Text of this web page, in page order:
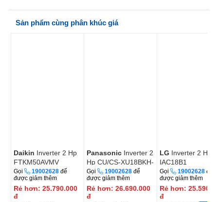
Sản phẩm cùng phân khúc giá
Daikin Inverter 2 Hp
FTKM50AVMV
Gọi 19002628 để
được giảm thêm
Rẻ hơn: 25.790.000
đ
Panasonic Inverter 2
Hp CU/CS-XU18BKH-
8
Gọi 19002628 để
được giảm thêm
Rẻ hơn: 26.690.000
đ
LG Inverter 2 Hp
IAC18B1
Gọi 19002628 để
được giảm thêm
Rẻ hơn:
đ